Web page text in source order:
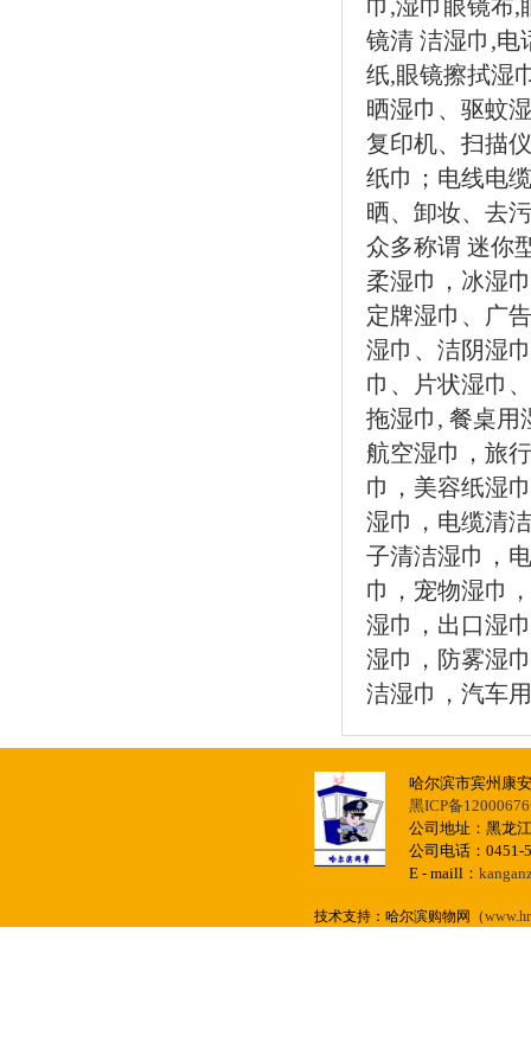
巾,湿巾眼镜布,
镜清 洁湿巾,电
纸,眼镜擦拭湿
晒湿巾、驱蚊
复印机、扫描
纸巾；电线电
晒、卸妆、去
众多称谓 迷你
柔湿巾，冰湿
定牌湿巾、广
湿巾、洁阴湿
巾、片状湿巾
拖湿巾, 餐桌用
航空湿巾，旅
巾，美容纸湿
湿巾，电缆清
子清洁湿巾，
巾，宠物湿巾
湿巾，出口湿
湿巾，防雾湿
洁湿巾，汽车
哈尔滨市宾州康
黑ICP备
公司地址：黑龙
公司电话：
E - maill：
技术支持：哈尔滨购物网（